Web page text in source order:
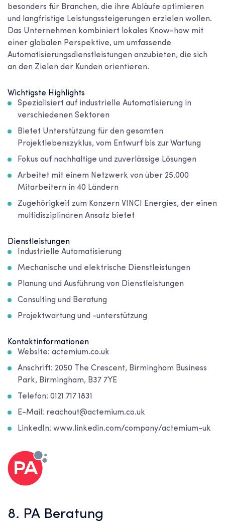
besonders für Branchen, die ihre Abläufe optimieren
und langfristige Leistungssteigerungen erzielen wollen.
Das Unternehmen kombiniert lokales Know-how mit
einer globalen Perspektive, um umfassende
Automatisierungsdienstleistungen anzubieten, die sich
an den Zielen der Kunden orientieren.
Wichtigste Highlights
Spezialisiert auf industrielle Automatisierung in
verschiedenen Sektoren
Bietet Unterstützung für den gesamten
Projektlebenszyklus, vom Entwurf bis zur Wartung
Fokus auf nachhaltige und zuverlässige Lösungen
Arbeitet mit einem Netzwerk von über 25.000
Mitarbeitern in 40 Ländern
Zugehörigkeit zum Konzern VINCI Energies, der einen
multidisziplinären Ansatz bietet
Dienstleistungen
Industrielle Automatisierung
Mechanische und elektrische Dienstleistungen
Planung und Ausführung von Dienstleistungen
Consulting und Beratung
Projektwartung und -unterstützung
Kontaktinformationen
Website: actemium.co.uk
Anschrift: 2050 The Crescent, Birmingham Business
Park, Birmingham, B37 7YE
Telefon: 0121 717 1831
E-Mail: reachout@actemium.co.uk
LinkedIn: www.linkedin.com/company/actemium-uk
8. PA Beratung